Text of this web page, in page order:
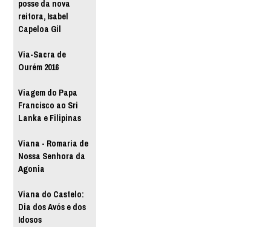
posse da nova
reitora, Isabel
Capeloa Gil
Via-Sacra de
Ourém 2016
Viagem do Papa
Francisco ao Sri
Lanka e Filipinas
Viana - Romaria de
Nossa Senhora da
Agonia
Viana do Castelo:
Dia dos Avós e dos
Idosos